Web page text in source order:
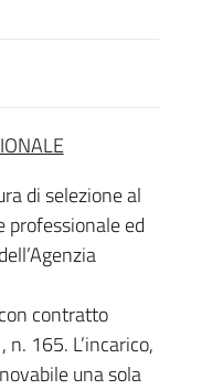
di selezione al
professionale ed
contratto
165. L’incarico,
una sola